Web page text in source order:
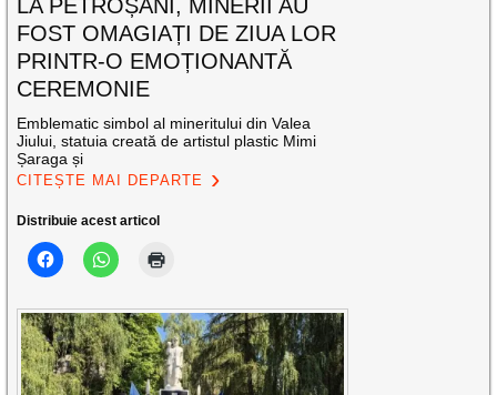
LA PETROȘANI, MINERII AU
FOST OMAGIAȚI DE ZIUA LOR
PRINTR-O EMOȚIONANTĂ
CEREMONIE
Emblematic simbol al mineritului din Valea
Jiului, statuia creată de artistul plastic Mimi
Șaraga și
CITEȘTE MAI DEPARTE
Distribuie acest articol